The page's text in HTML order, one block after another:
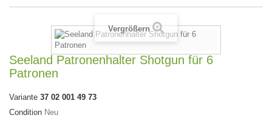
Vergrößern
Seeland Patronenhalter Shotgun für 6
Patronen
Variante 37 02 001 49 73
Condition Neu